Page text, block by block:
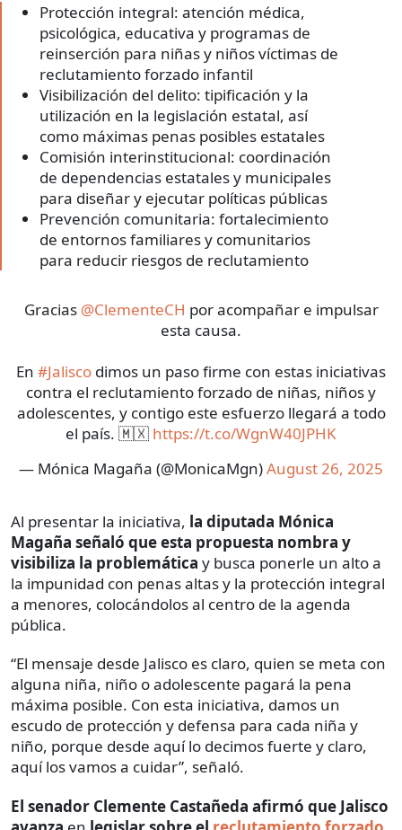
Protección integral: atención médica,
psicológica, educativa y programas de
reinserción para niñas y niños víctimas de
reclutamiento forzado infantil
Visibilización del delito: tipificación y la
utilización en la legislación estatal, así
como máximas penas posibles estatales
Comisión interinstitucional: coordinación
de dependencias estatales y municipales
para diseñar y ejecutar políticas públicas
Prevención comunitaria: fortalecimiento
de entornos familiares y comunitarios
para reducir riesgos de reclutamiento
Gracias @ClementeCH por acompañar e impulsar
esta causa.
En #Jalisco dimos un paso firme con estas iniciativas
contra el reclutamiento forzado de niñas, niños y
adolescentes, y contigo este esfuerzo llegará a todo
el país. 🇲🇽 https://t.co/WgnW40JPHK
— Mónica Magaña (@MonicaMgn)August 26, 2025
Al presentar la iniciativa, la diputada Mónica
Magaña señaló que esta propuesta nombra y
visibiliza la problemática y busca ponerle un alto a
la impunidad con penas altas y la protección integral
a menores, colocándolos al centro de la agenda
pública.
“El mensaje desde Jalisco es claro, quien se meta con
alguna niña, niño o adolescente pagará la pena
máxima posible. Con esta iniciativa, damos un
escudo de protección y defensa para cada niña y
niño, porque desde aquí lo decimos fuerte y claro,
aquí los vamos a cuidar”, señaló.
El senador Clemente Castañeda afirmó que Jalisco